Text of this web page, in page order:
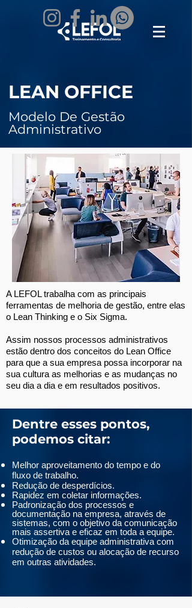
LEAN OFFICE
Modelo De Gestão
Administrativo
A LEFOL trabalha com as principais
ferramentas de melhoria de gestão, entre elas
o Lean Thinking e o Six Sigma.
Assim nossos processos administrativos
estão dentro dos conceitos do Lean Office
para que a sua empresa possa incorporar na
sua cultura as melhorias e as mudanças no
seu dia a dia e em resultados positivos.
Dentre esses pontos,
podemos citar:
Melhor aproveitamento do tempo e do
fluxo de trabalho.
Redução de desperdícios.
Rapidez em coletar informações.
Padronização dos processos e
documentação na empresa, através de
sistemas, com o objetivo da comunicação
mais assertiva e eficaz em toda a equipe.
Otimização da equipe administrativa com
redução de custos ou alocação de recurso
em outras atividades.